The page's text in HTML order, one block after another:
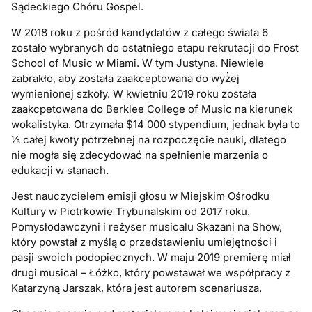
Sądeckiego Chóru Gospel.
W 2018 roku z pośród kandydatów z całego świata 6
zostało wybranych do ostatniego etapu rekrutacji do Frost
School of Music w Miami. W tym Justyna. Niewiele
zabrakło, aby została zaakceptowana do wyż̇ej
wymienionej szkoły. W kwietniu 2019 roku została
zaakcpetowana do Berklee College of Music na kierunek
wokalistyka. Otrzymała $14 000 stypendium, jednak była to
⅓ całej kwoty potrzebnej na rozpoczęcie nauki, dlatego
nie mogła się zdecydować na spełnienie marzenia o
edukacji w stanach.
Jest nauczycielem emisji głosu w Miejskim Ośrodku
Kultury w Piotrkowie Trybunalskim od 2017 roku.
Pomysłodawczyni i reżyser musicalu Skazani na Show,
który powstał z myślą o przedstawieniu umiejętności i
pasji swoich podopiecznych. W maju 2019 premierę miał
drugi musical – Łóżko, który powstawał we współpracy z
Katarzyną Jarszak, która jest autorem scenariusza.